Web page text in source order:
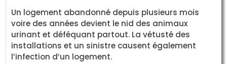
Un logement abandonné depuis plusieurs mois
voire des années devient le nid des animaux
urinant et déféquant partout. La vétusté des
installations et un sinistre causent également
l’infection d’un logement.